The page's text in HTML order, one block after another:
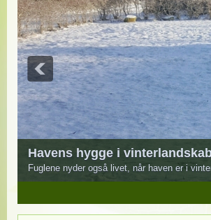
Havens hygge i
Fuglene nyder også livet, når haven er i